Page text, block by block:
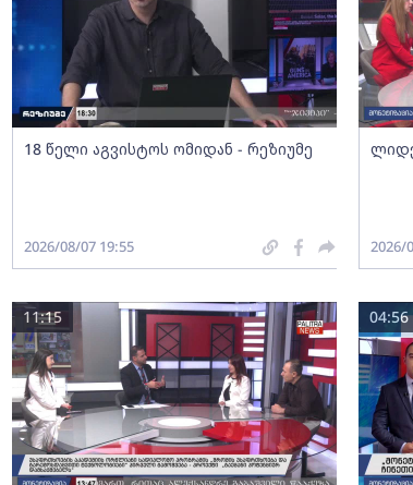
18 წელი აგვისტოს ომიდან - რეზიუმე
2026/08/07 19:55 2026/
11:15 04:56